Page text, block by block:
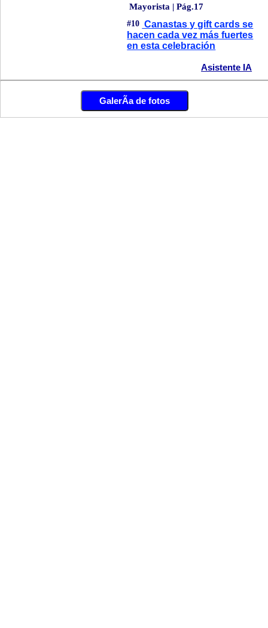
Mayorista | Pág.17
#10 Canastas y gift cards se
hacen cada vez más fuertes
en esta celebración
Asistente IA
GalerÃ­a de fotos